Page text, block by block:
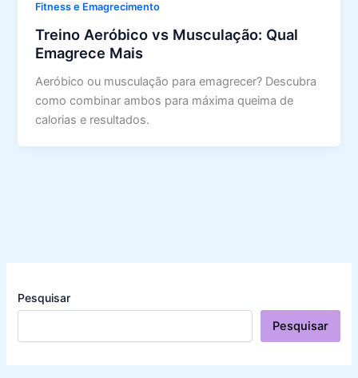
Fitness e Emagrecimento
Treino Aeróbico vs Musculação: Qual
Emagrece Mais
Aeróbico ou musculação para emagrecer? Descubra
como combinar ambos para máxima queima de
calorias e resultados.
Pesquisar
Pesquisar